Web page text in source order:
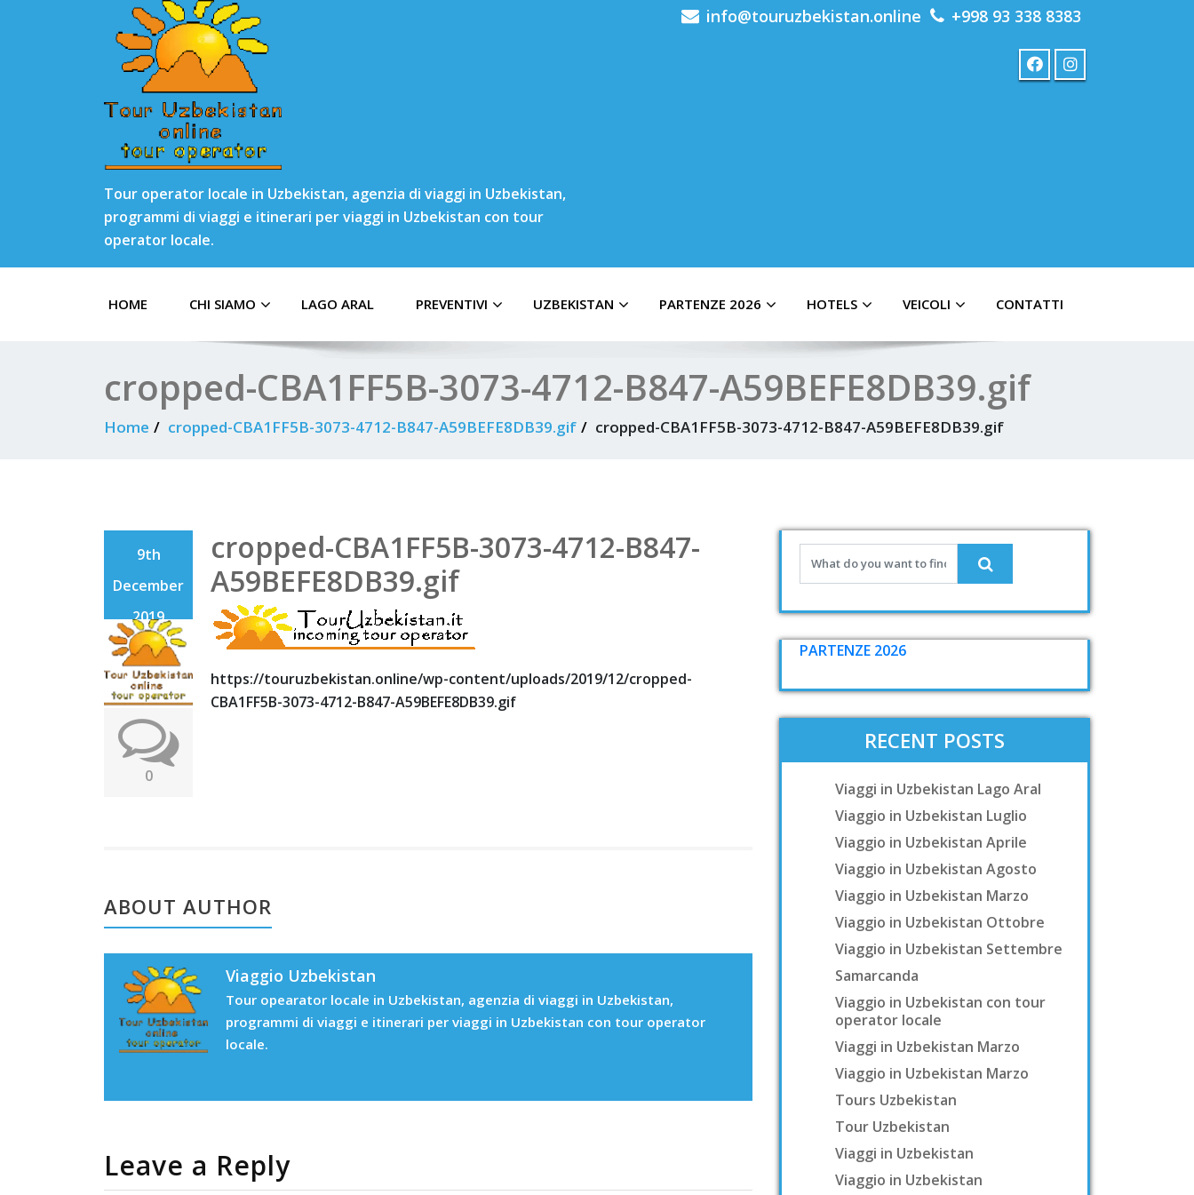
Tour operator locale in Uzbekistan, agenzia di viaggi in Uzbekistan,
programmi di viaggi e itinerari per viaggi in Uzbekistan con tour
operator locale.
info@touruzbekistan.online +998 93 338 8383
HOME CHI SIAMO LAGO ARAL PREVENTIVI UZBEKISTAN PARTENZE 2026 HOTELS VEICOLI CONTATTI
cropped-CBA1FF5B-3073-4712-B847-A59BEFE8DB39.gif
Home cropped-CBA1FF5B-3073-4712-B847-A59BEFE8DB39.gif cropped-CBA1FF5B-3073-4712-B847-A59BEFE8DB39.gif
9th
December
2019
0
cropped-CBA1FF5B-3073-4712-B847-
A59BEFE8DB39.gif
https://touruzbekistan.online/wp-content/uploads/2019/12/cropped-
CBA1FF5B-3073-4712-B847-A59BEFE8DB39.gif
ABOUT AUTHOR
Viaggio Uzbekistan
Tour opearator locale in Uzbekistan, agenzia di viaggi in Uzbekistan,
programmi di viaggi e itinerari per viaggi in Uzbekistan con tour operator
locale.
Leave a Reply
PARTENZE 2026
RECENT POSTS
Viaggi in Uzbekistan Lago Aral
Viaggio in Uzbekistan Luglio
Viaggio in Uzbekistan Aprile
Viaggio in Uzbekistan Agosto
Viaggio in Uzbekistan Marzo
Viaggio in Uzbekistan Ottobre
Viaggio in Uzbekistan Settembre
Samarcanda
Viaggio in Uzbekistan con tour
operator locale
Viaggi in Uzbekistan Marzo
Viaggio in Uzbekistan Marzo
Tours Uzbekistan
Tour Uzbekistan
Viaggi in Uzbekistan
Viaggio in Uzbekistan